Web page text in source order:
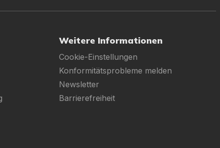
Weitere Informationen
Cookie-Einstellungen
Konformitätsprobleme melden
Newsletter
Barrierefreiheit